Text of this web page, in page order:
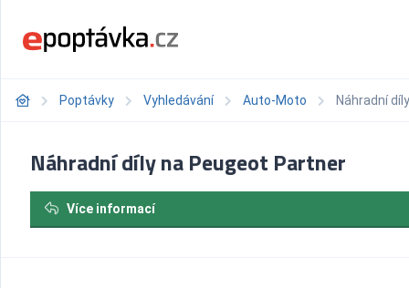
Poptávky Vyhledávání Auto-Moto Náhradní
Náhradní díly na Peugeot Partner
Více informací